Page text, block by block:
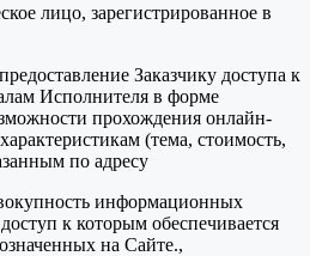
лицо, зарегистрированное в
Заказчику доступа к
Исполнителя в форме
прохождения онлайн-
(тема, стоимость,
по адресу
информационных
к которым обеспечивается
на Сайте.,